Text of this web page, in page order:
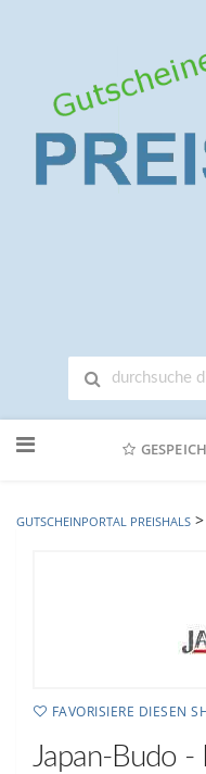
Online-
GUTSCHEINPORTAL PREISHALS >
FAVORISIERE DIESEN
Japan-Budo -